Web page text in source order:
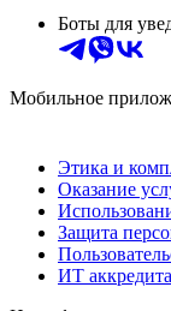
Боты для
Мобильное
Этика и
Оказание
Защита
ИТ